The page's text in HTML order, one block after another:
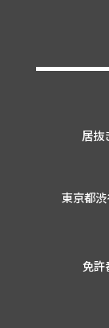
居抜
東京都
免許